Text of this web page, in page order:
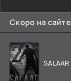
Скоро на сайте